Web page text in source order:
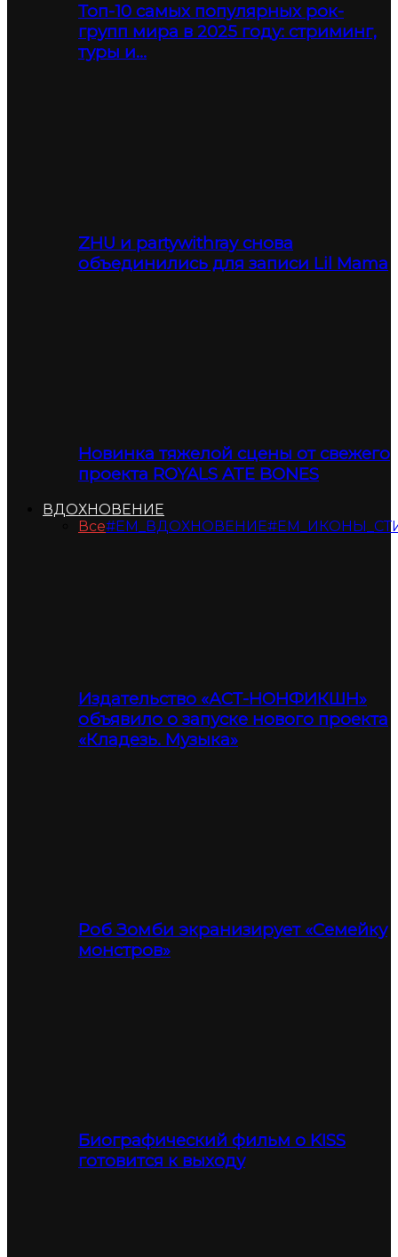
Топ-10 самых популярных рок-
групп мира в 2025 году: стриминг,
туры и…
ZHU и partywithray снова
объединились для записи Lil Mama
Новинка тяжелой сцены от свежего
проекта ROYALS ATE BONES
ВДОХНОВЕНИЕ
Все#ЕМ_ВДОХНОВЕНИЕ
Издательство «АСТ-НОНФИКШН»
объявило о запуске нового проекта
«Кладезь. Музыка»
Роб Зомби экранизирует «Семейку
монстров»
Биографический фильм о KISS
готовится к выходу